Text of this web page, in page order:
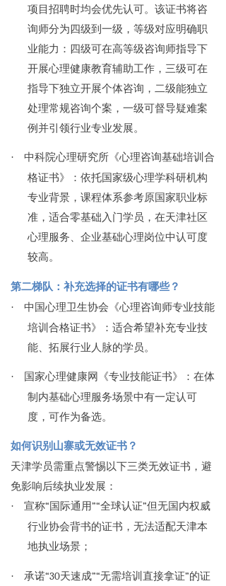
项目招聘时均会优先认可。该证书将咨
询师分为四级到一级，等级对应明确职
业能力：四级可在高等级咨询师指导下
开展心理健康教育辅助工作，三级可在
指导下独立开展个体咨询，二级能独立
处理常规咨询个案，一级可督导疑难案
例并引领行业专业发展。
·
中科院心理研究所《心理咨询基础培训合
格证书》：依托国家级心理学科研机构
专业背景，课程体系参考原国家职业标
准，适合零基础入门学员，在天津社区
心理服务、企业基础心理岗位中认可度
较高。
第二梯队：补充选择的证书有哪些？
·
中国心理卫生协会《心理咨询师专业技能
培训合格证书》：适合希望补充专业技
能、拓展行业人脉的学员。
·
国家心理健康网《专业技能证书》：在体
制内基础心理服务场景中有一定认可
度，可作为备选。
如何识别山寨或无效证书？
天津学员需重点警惕以下三类无效证书，避
免影响后续执业发展：
·
宣称“国际通用”“全球认证”但无国内权威
行业协会背书的证书，无法适配天津本
地执业场景；
·
承诺“30天速成”“无需培训直接拿证”的证